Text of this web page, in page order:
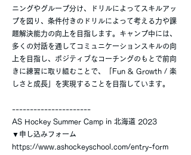
ニングやグループ分け、ドリルによってスキルアッ
プを図り、条件付きのドリルによって考える力や課
題解決能力の向上を目指します。キャンプ中には、
多くの対話を通してコミュニケーションスキルの向
上を目指し、ポジティブなコーチングのもとで前向
きに練習に取り組むことで、「Fun & Growth / 楽
しさと成長」を実現することを目指しています。
----------------------
AS Hockey Summer Camp in 北海道 2023
▼申し込みフォーム
https://www.ashockeyschool.com/entry-form